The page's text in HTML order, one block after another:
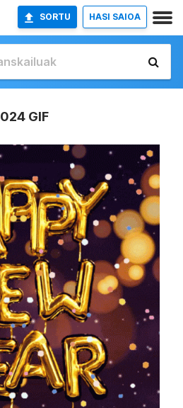
SORTU HASI SAIOA
GIF